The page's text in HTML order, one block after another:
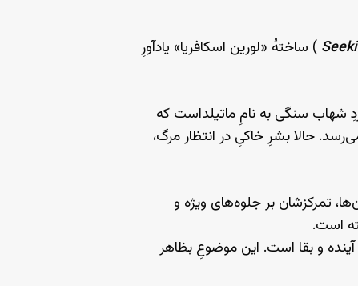
) ساختهُ «لورین اسکافریا» یادآورِ
شهاب سنگی به نامِ ماتیلداست که
حالا بشرِ خاکیِ در انتظار مرگ،
تمرکزشان بر جلوه‌های ویژه و
است.
و بقا است. این موضوعِ بظاهر